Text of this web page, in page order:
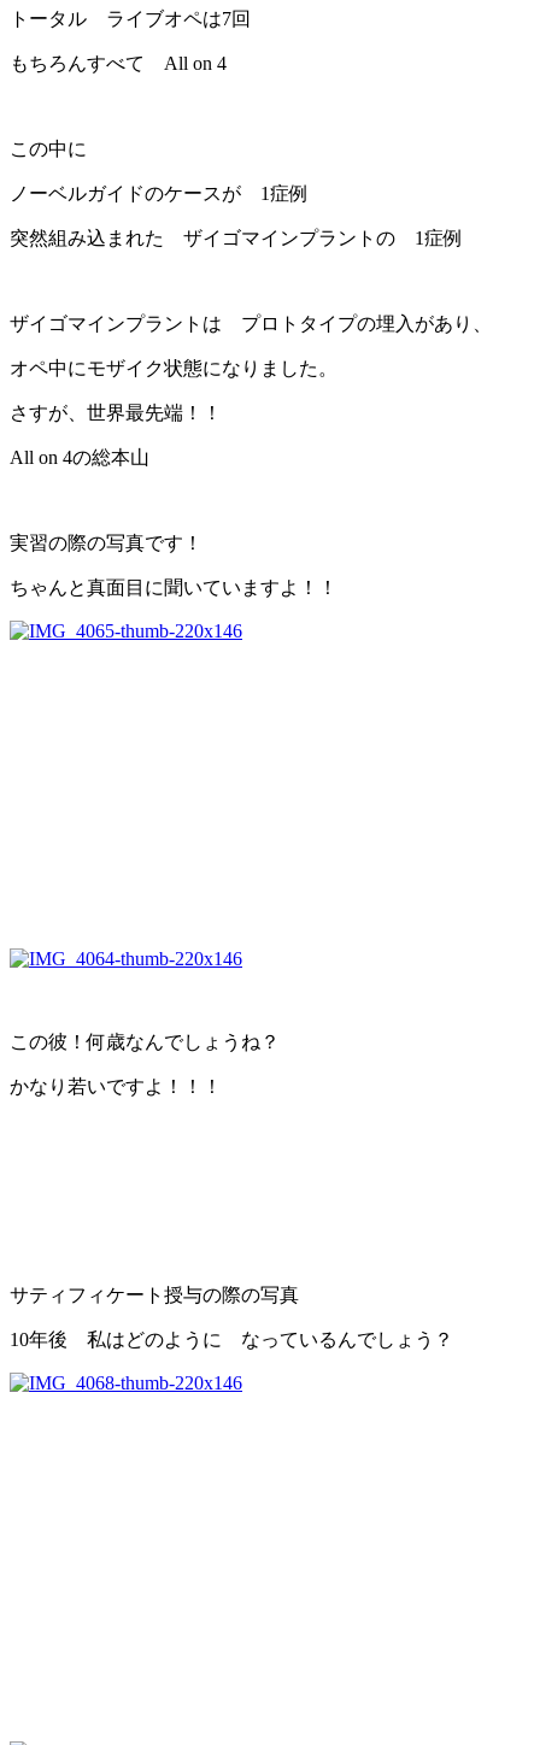
トータル ライブオペは7回
もちろんすべて All on 4
この中に
ノーベルガイドのケースが 1症例
突然組み込まれた ザイゴマインプラントの 1症例
ザイゴマインプラントは プロトタイプの埋入があり、
オペ中にモザイク状態になりました。
さすが、世界最先端！！
All on 4の総本山
実習の際の写真です！
ちゃんと真面目に聞いていますよ！！
この彼！何歳なんでしょうね？
かなり若いですよ！！！
サティフィケート授与の際の写真
10年後 私はどのように なっているんでしょう？